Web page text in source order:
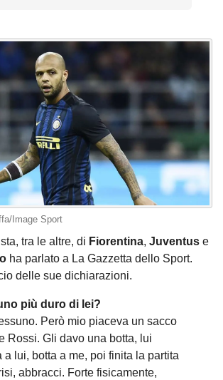
Image Sport
tra le altre, di Fiorentina, Juventus e
ha parlato a La Gazzetta dello Sport.
delle sue dichiarazioni.
più duro di lei?
Però mio piaceva un sacco
Rossi. Gli davo una botta, lui
a lui, botta a me, poi finita la partita
abbracci. Forte fisicamente,